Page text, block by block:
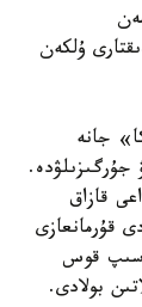
ۇلكەن
جانە
جۇرگىزىلۋدە.
قازاق
قۇرمانعازى
قوس
بولادى.